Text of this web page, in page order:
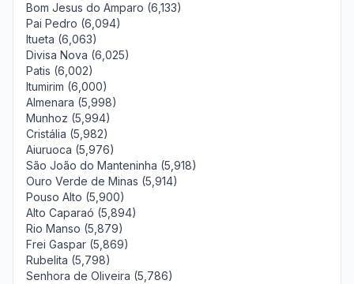
Bom Jesus do Amparo (6,133)
Pai Pedro (6,094)
Itueta (6,063)
Divisa Nova (6,025)
Patis (6,002)
Itumirim (6,000)
Almenara (5,998)
Munhoz (5,994)
Cristália (5,982)
Aiuruoca (5,976)
São João do Manteninha (5,918)
Ouro Verde de Minas (5,914)
Pouso Alto (5,900)
Alto Caparaó (5,894)
Rio Manso (5,879)
Frei Gaspar (5,869)
Rubelita (5,798)
Senhora de Oliveira (5,786)